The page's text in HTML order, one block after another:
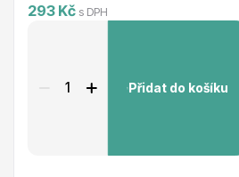
293 Kč s DPH
Přidat do košíku